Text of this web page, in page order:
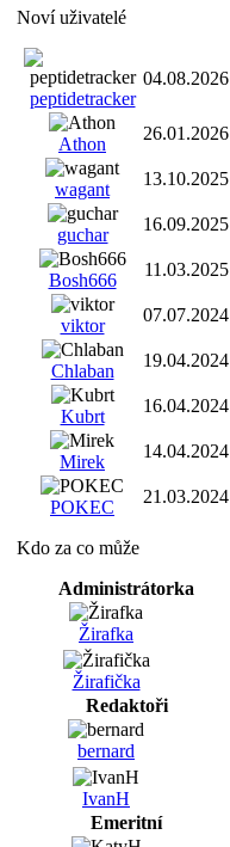
Noví uživatelé
peptidetracker
04.08.2026
Athon
26.01.2026
wagant
13.10.2025
guchar
16.09.2025
Bosh666
11.03.2025
viktor
07.07.2024
Chlaban
19.04.2024
Kubrt
16.04.2024
Mirek
14.04.2024
POKEC
21.03.2024
Kdo za co může
Administrátorka
Žirafka
Žirafička
Redaktoři
bernard
IvanH
Emeritní